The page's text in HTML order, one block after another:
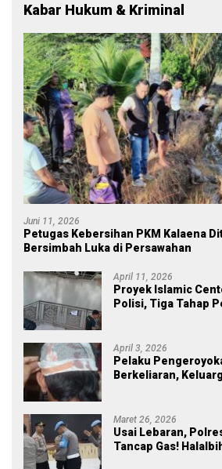
Kabar Hukum & Kriminal
Juni 11, 2026
Petugas Kebersihan PKM Kalaena
Bersimbah Luka di Persawahan
April 11, 2026
Proyek Islamic
Polisi, Tiga Tahap
April 3, 2026
Pelaku
Berkeliaran,
Maret 26, 2026
Usai Lebaran,
Tancap Gas!